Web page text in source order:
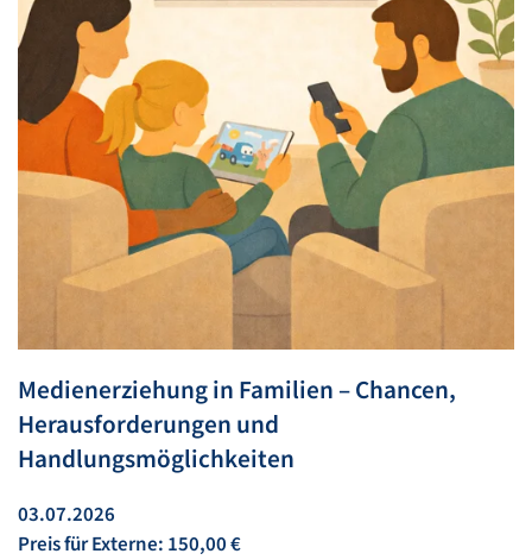
Medienerziehung in Familien – Chancen,
Herausforderungen und
Handlungsmöglichkeiten
03.07.2026
Preis für Externe: 150,00 €